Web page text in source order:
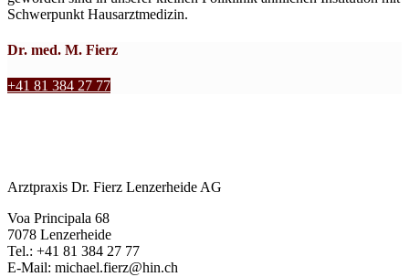
Schwerpunkt Hausarztmedizin.
Dr. med. M. Fierz
+41 81 384 27 77
Arztpraxis Dr. Fierz Lenzerheide AG
Voa Principala 68
7078 Lenzerheide
Tel.: +41 81 384 27 77
E-Mail: michael.fierz@hin.ch